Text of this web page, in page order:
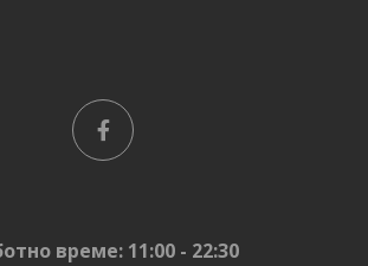
време: 11:00 - 22:30